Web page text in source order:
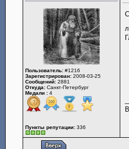
Пользователь: #1216
Зарегистрирован: 2008-03-25
Сообщений: 2881
Откуда: Санкт-Петербург
Медали : 4
Пункты репутации: 336